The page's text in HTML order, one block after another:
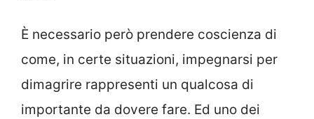
È necessario però prendere coscienza di
come, in certe situazioni, impegnarsi per
dimagrire rappresenti un qualcosa di
importante da dovere fare. Ed uno dei